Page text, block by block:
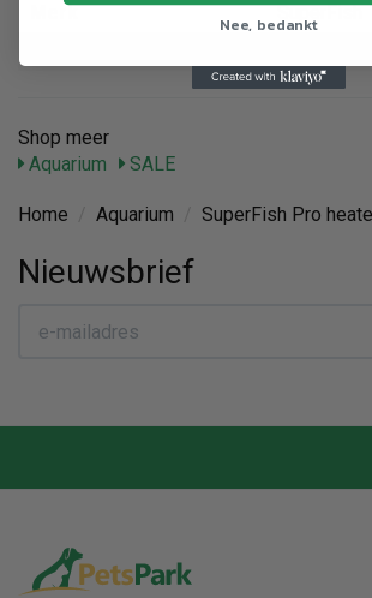
Merk
SuperFish
Shop meer
Aquarium
SALE
Home Aquarium SuperFish Pro
Nieuwsbrief
Nee, bedankt